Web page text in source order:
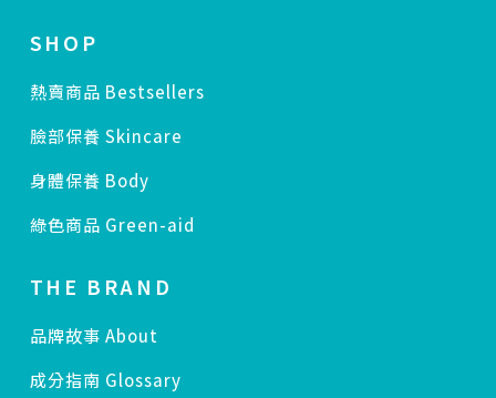
SHOP
熱賣商品 Bestsellers
臉部保養 Skincare
身體保養 Body
綠色商品 Green-aid
THE BRAND
品牌故事 About
成分指南 Glossary